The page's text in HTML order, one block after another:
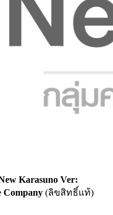
Karasuno Ver:
Company (ลิขสิทธิ์แท้)